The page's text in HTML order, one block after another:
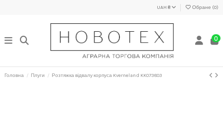
UAH ₴ Обране (0)
0
Головна Плуги Розтяжка відвалу корпуса Kverneland KK073803